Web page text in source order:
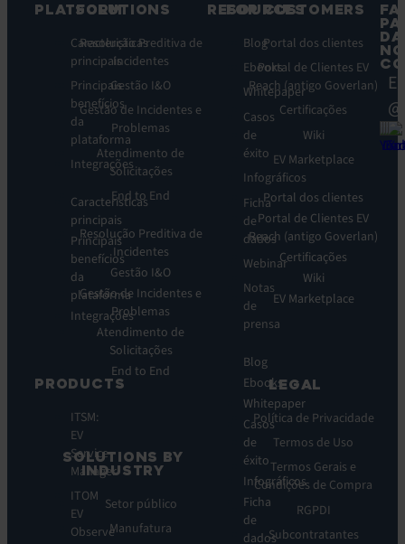
PLATFORM
Caracteristicas
principais
Principais
benefícios
da
plataforma
Integrações
Caracteristicas
principais
Principais
benefícios
da
plataforma
Integrações
PRODUCTS
ITSM:
EV
Service
Manager
ITOM
EV
Observe
SOLUTIONS
Resolução Preditiva de
Incidentes
Gestão I&O
Gestão de Incidentes e
Problemas
Atendimento de
Solicitações
End to End
Resolução Preditiva de
Incidentes
Gestão I&O
Gestão de Incidentes e
Problemas
Atendimento de
Solicitações
End to End
SOLUTIONS BY
INDUSTRY
Setor público
Manufatura
RESOURCES
Blog
Ebooks
Whitepaper
Casos
de
éxito
Infográficos
Ficha
de
dados
Webinar
Notas
de
prensa
Blog
Ebooks
Whitepaper
Casos
de
éxito
Infográficos
Ficha
de
dados
FOR CUSTOMERS
Portal dos clientes
Portal de Clientes EV
Reach (antigo Goverlan)
Certificações
Wiki
EV Marketplace
Portal dos clientes
Portal de Clientes EV
Reach (antigo Goverlan)
Certificações
Wiki
EV Marketplace
LEGAL
Política de Privacidade
Termos de Uso
Termos Gerais e
Condições de Compra
RGPDI
Subcontratantes
DA